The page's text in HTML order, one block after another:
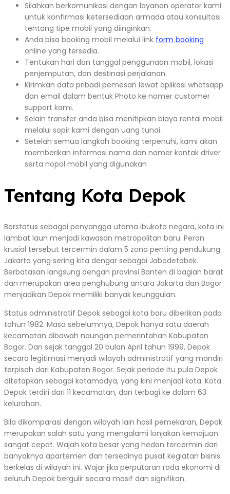
Silahkan berkomunikasi dengan layanan operator kami
untuk konfirmasi ketersediaan armada atau konsultasi
tentang tipe mobil yang diinginkan.
Anda bisa booking mobil melalui link form booking
online yang tersedia.
Tentukan hari dan tanggal penggunaan mobil, lokasi
penjemputan, dan destinasi perjalanan.
Kirimkan data pribadi pemesan lewat aplikasi whatsapp
dan email dalam bentuk Photo ke nomer customer
support kami.
Selain transfer anda bisa menitipkan biaya rental mobil
melalui sopir kami dengan uang tunai.
Setelah semua langkah booking terpenuhi, kami akan
memberikan informasi nama dan nomer kontak driver
serta nopol mobil yang digunakan
Tentang Kota Depok
Berstatus sebagai penyangga utama ibukota negara, kota ini
lambat laun menjadi kawasan metropolitan baru. Peran
krusial tersebut tercermin dalam 5 zona penting pendukung
Jakarta yang sering kita dengar sebagai Jabodetabek.
Berbatasan langsung dengan provinsi Banten di bagian barat
dan merupakan area penghubung antara Jakarta dan Bogor
menjadikan Depok memiliki banyak keunggulan.
Status administratif Depok sebagai kota baru diberikan pada
tahun 1982. Masa sebelumnya, Depok hanya satu daerah
kecamatan dibawah naungan pemerintahan Kabupaten
Bogor. Dan sejak tanggal 20 bulan April tahun 1999, Depok
secara legitimasi menjadi wilayah administratif yang mandiri
terpisah dari Kabupaten Bogor. Sejak periode itu pula Depok
ditetapkan sebagai kotamadya, yang kini menjadi kota. Kota
Depok terdiri dari 11 kecamatan, dan terbagi ke dalam 63
kelurahan.
Bila dikomparasi dengan wilayah lain hasil pemekaran, Depok
merupakan salah satu yang mengalami lonjakan kemajuan
sangat cepat. Wajah kota besar yang hedon tercermin dari
banyaknya apartemen dan tersedinya pusat kegiatan bisnis
berkelas di wilayah ini. Wajar jika perputaran roda ekonomi di
seluruh Depok bergulir secara masif dan signifikan.